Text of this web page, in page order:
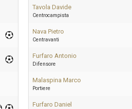
Tavola Davide
Centrocampista
Nava Pietro
Centravanti
Furfaro Antonio
Difensore
Malaspina Marco
Portiere
Furfaro Daniel